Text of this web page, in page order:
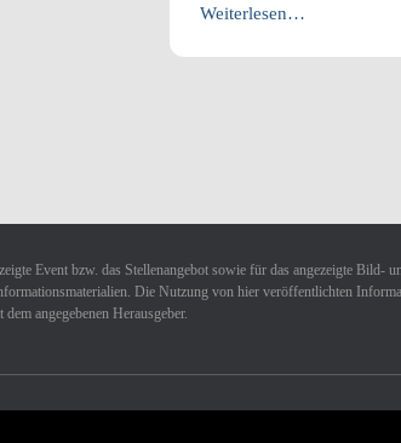
Weiterlesen…
Event bzw. das Stellenangebot sowie für das angezeigte
Die Nutzung von hier veröffentlichten
angegebenen Herausgeber.